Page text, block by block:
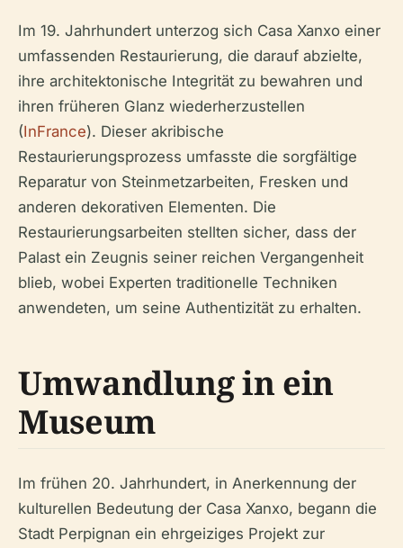
Im 19. Jahrhundert unterzog sich Casa Xanxo einer
umfassenden Restaurierung, die darauf abzielte,
ihre architektonische Integrität zu bewahren und
ihren früheren Glanz wiederherzustellen
(InFrance). Dieser akribische
Restaurierungsprozess umfasste die sorgfältige
Reparatur von Steinmetzarbeiten, Fresken und
anderen dekorativen Elementen. Die
Restaurierungsarbeiten stellten sicher, dass der
Palast ein Zeugnis seiner reichen Vergangenheit
blieb, wobei Experten traditionelle Techniken
anwendeten, um seine Authentizität zu erhalten.
Umwandlung in ein
Museum
Im frühen 20. Jahrhundert, in Anerkennung der
kulturellen Bedeutung der Casa Xanxo, begann die
Stadt Perpignan ein ehrgeiziges Projekt zur